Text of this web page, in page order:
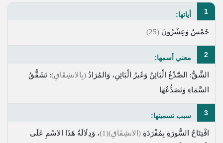
1 أياتها:
خَمْسٌ وَعِشْرُونَ (25)
2 معني أسمها:
الشَّقُّ: الصَّدْعُ الْبَائِنُ وَغَيرُ الْبَائِنِ، وَالمُرَادُ (بِالانشِقَاقِ): تَشَقُّقُ
السَّمَاءِ وَتَصَدُّعُهَا
3 سبب تسميتها:
افْتِتَاحُ السُّورَةِ بِمُفْرَدَةِ (الانشِقَاقِ)(1)
، وَدِلَالَةُ هَذَا الاسْمِ عَلَى